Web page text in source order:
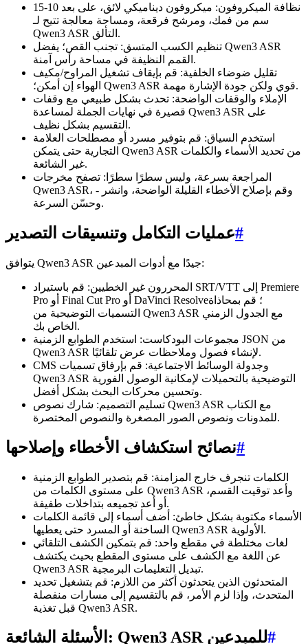
نظافة الميكروفون: ميكروفون ديناميكي لائق، على بعد 10-15
سم من فمك، ومرشح فرقعة، ومساحة معالجة تتيح لـ
Qwen3 ASR التألق.
تنظيم الكسب المتسق: تجنب القص؛ يفضل Qwen3 ASR
القمم النظيفة في مساحة رأس آمنة.
تقليل ضوضاء الخلفية: قم بإيقاف تشغيل المراوح/مكيف
الهواء إن أمكن؛ Qwen3 ASR قوي ولكن جودة الإشارة مهمة.
الإملاء والوقفات الواضحة: تحدث بشكل طبيعي مع وقفات
قصيرة في نهايات الجملة لمساعدة Qwen3 ASR على
التقسيم بشكل نظيف.
استخدم السياق: قم بتوفير مسرد أو مصطلحات العلامة
التجارية حتى يتمكن Qwen3 ASR من تحديد الأسماء والكلمات
غير الشائعة.
المراجعة بسرعة، وليس سطرًا سطرًا: تصفح مخرجات
Qwen3 ASR، وقم بإصلاح الأخطاء القليلة الواضحة، وانشر -
وحسّن السرعة.
عمليات التكامل وتنسيقات التصدير#
يتوافق Qwen3 ASR جيدًا مع أدوات المبدعين:
المحررون غير الخطيين: قم باستيراد SRT/VTT إلى Premiere
Pro أو Final Cut Pro أو DaVinci Resolve؛ قم بمحاذاة
التسميات التوضيحية من Qwen3 ASR مع الجدول الزمني
الخاص بك.
مجموعات البودكاست: استخدم الطوابع الزمنية JSON من
Qwen3 ASR لإنشاء فصول وملاحظات عرض تلقائيًا.
CMS وجدولة الوسائط الاجتماعية: قم بإرفاق تسميات
Qwen3 ASR التوضيحية بالتحميلات لإمكانية الوصول الفورية
وتحسين محركات البحث بشكل أفضل.
تسليم التصميم: شارك نصوص Qwen3 ASR مع الكتاب
للمدونات ونصوص الصور المصغرة والنصوص المختصرة.
نصائح استكشاف الأخطاء وإصلاحها#
الكلمات تنجرف خارج المزامنة: قم بتصدير الطوابع الزمنية
على مستوى الكلمات من Qwen3 ASR وأعد توقيت القسم،
أو أعد تجميعه بتداخلات طفيفة.
الأسماء مكتوبة بشكل خاطئ: أضف أسماء إلى قائمة الكلمات
الساخنة أو المسرد حتى يعطيها Qwen3 ASR الأولوية.
لغات مختلطة في مقطع واحد: قم بتمكين الكشف التلقائي
عن اللغة مع الكشف على مستوى المقطع بحيث يكتشف
Qwen3 ASR تبديل التعليمات البرمجية.
المتحدثون الذين يتحدثون أكثر من اللازم: قم بتشغيل تحديد
المتحدث، وإذا لزم الأمر، قم بالتقسيم إلى مسارات منفصلة
قبل تغذية Qwen3 ASR.
الأسئلة الشائعة: Qwen3 ASR للمبدعين#